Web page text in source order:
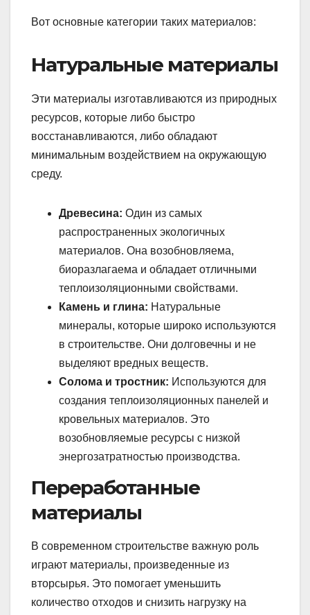
Вот основные категории таких материалов:
Натуральные материалы
Эти материалы изготавливаются из природных
ресурсов, которые либо быстро
восстанавливаются, либо обладают
минимальным воздействием на окружающую
среду.
Древесина: Один из самых
распространенных экологичных
материалов. Она возобновляема,
биоразлагаема и обладает отличными
теплоизоляционными свойствами.
Камень и глина: Натуральные
минералы, которые широко используются
в строительстве. Они долговечны и не
выделяют вредных веществ.
Солома и тростник: Используются для
создания теплоизоляционных панелей и
кровельных материалов. Это
возобновляемые ресурсы с низкой
энергозатратностью производства.
Переработанные
материалы
В современном строительстве важную роль
играют материалы, произведенные из
вторсырья. Это помогает уменьшить
количество отходов и снизить нагрузку на